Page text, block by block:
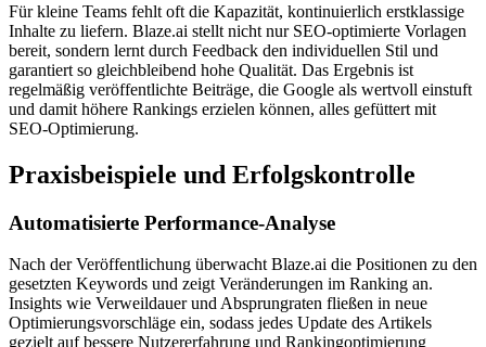
Für kleine Teams fehlt oft die Kapazität, kontinuierlich erstklassige
Inhalte zu liefern. Blaze.ai stellt nicht nur SEO-optimierte Vorlagen
bereit, sondern lernt durch Feedback den individuellen Stil und
garantiert so gleichbleibend hohe Qualität. Das Ergebnis ist
regelmäßig veröffentlichte Beiträge, die Google als wertvoll einstuft
und damit höhere Rankings erzielen können, alles gefüttert mit
SEO-Optimierung.
Praxisbeispiele und Erfolgskontrolle
Automatisierte Performance-Analyse
Nach der Veröffentlichung überwacht Blaze.ai die Positionen zu den
gesetzten Keywords und zeigt Veränderungen im Ranking an.
Insights wie Verweildauer und Absprungraten fließen in neue
Optimierungsvorschläge ein, sodass jedes Update des Artikels
gezielt auf bessere Nutzererfahrung und Rankingoptimierung